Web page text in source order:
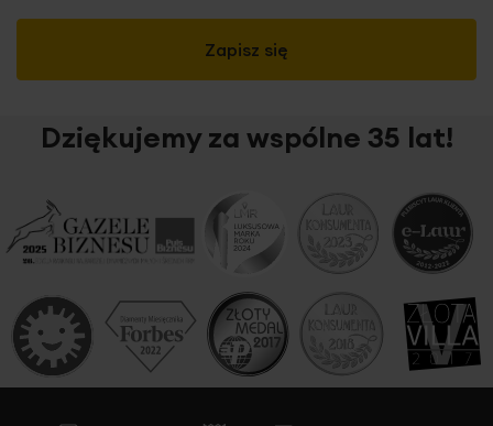
Zapisz się
Dziękujemy za wspólne 35 lat!